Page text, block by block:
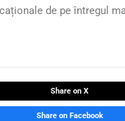
de pe întregul
Share on X
Share on Facebook